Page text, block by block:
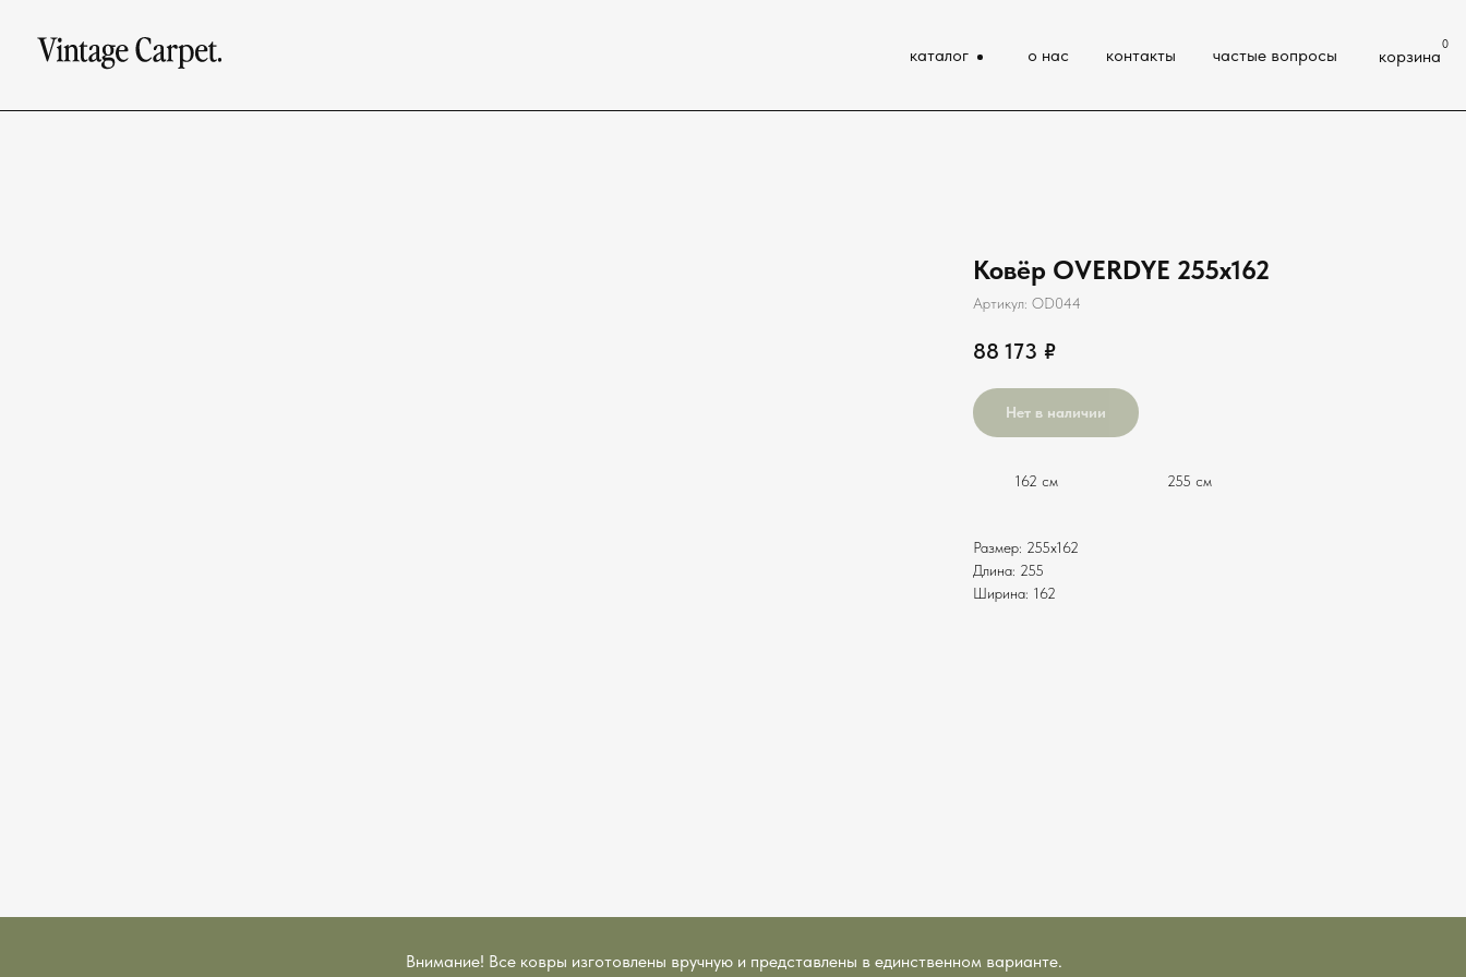
о нас контакты частые вопросы корзина
Ковёр OVERDYE 255х162
Артикул: OD044
88 173 ₽
Нет в наличии
162 см 255 см
Размер: 255х162
Длина: 255
Ширина: 162
Внимание! Все ковры изготовлены вручную и представлены в единственном варианте.
ручная работа • доставка с примеркой • оплата в рассрочку • ручная работа • доставка с примеркой • оплата в рассрочку • ручная работа • доставка с примеркой • оплата в рассрочку •